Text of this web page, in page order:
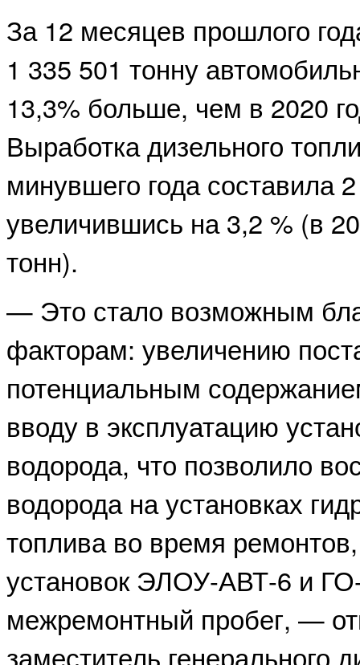
За 12 месяцев прошлого
1 335 501 тонну
13,3% больше, чем в 2020
Выработка дизельного
минувшего года составила
увеличившись на 3,2 % (в
тонн).
— Это стало возможным
факторам: увеличению
потенциальным
вводу в эксплуатацию
водорода, что позволило
водорода на установках
топлива во время
установок ЭЛОУ-АВТ-6 и
межремонтный пробег, —
заместитель генерального